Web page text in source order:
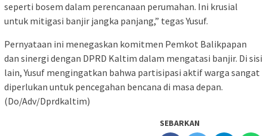
seperti bosem dalam perencanaan perumahan. Ini krusial
untuk mitigasi banjir jangka panjang,” tegas Yusuf.
Pernyataan ini menegaskan komitmen Pemkot Balikpapan
dan sinergi dengan DPRD Kaltim dalam mengatasi banjir. Di sisi
lain, Yusuf mengingatkan bahwa partisipasi aktif warga sangat
diperlukan untuk pencegahan bencana di masa depan.
(Do/Adv/Dprdkaltim)
SEBARKAN